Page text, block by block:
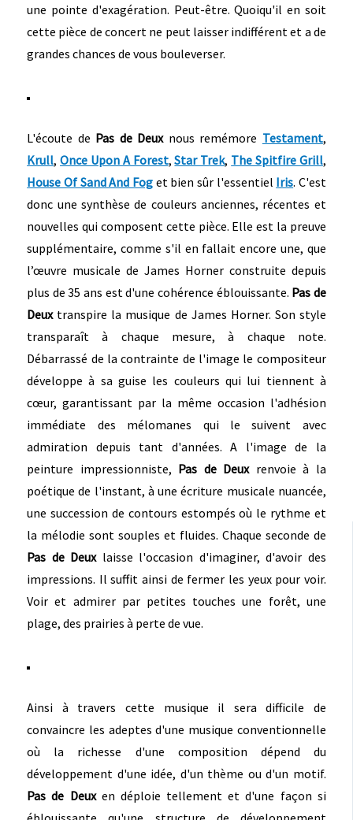
une pointe d'exagération. Peut-être. Quoiqu'il en soit
cette pièce de concert ne peut laisser indifférent et a de
grandes chances de vous bouleverser.
L'écoute de Pas de Deuxnous remémore Testament,
Krull,Once Upon A Forest,Star Trek, The Spitfire Grill,
House Of Sand And Foget bien sûr l'essentiel Iris. C'est
donc une synthèse de couleurs anciennes, récentes et
nouvelles qui composent cette pièce. Elle est la preuve
supplémentaire, comme s'il en fallait encore une, que
l’œuvre musicale de James Horner construite depuis
plus de 35 ans est d'une cohérence éblouissante. Pas de
Deuxtranspire la musique de James Horner. Son style
transparaît à chaque mesure, à chaque note.
Débarrassé de la contrainte de l'image le compositeur
développe à sa guise les couleurs qui lui tiennent à
cœur, garantissant par la même occasion l'adhésion
immédiate des mélomanes qui le suivent avec
admiration depuis tant d'années. A l'image de la
peinture impressionniste, Pas de Deuxrenvoie à la
poétique de l'instant, à une écriture musicale nuancée,
une succession de contours estompés où le rythme et
la mélodie sont souples et fluides. Chaque seconde de
Pas de Deuxlaisse l'occasion d'imaginer, d'avoir des
impressions. Il suffit ainsi de fermer les yeux pour voir.
Voir et admirer par petites touches une forêt, une
plage, des prairies à perte de vue.
Ainsi à travers cette musique il sera difficile de
convaincre les adeptes d'une musique conventionnelle
où la richesse d'une composition dépend du
développement d'une idée, d'un thème ou d'un motif.
Pas de Deuxen déploie tellement et d'une façon si